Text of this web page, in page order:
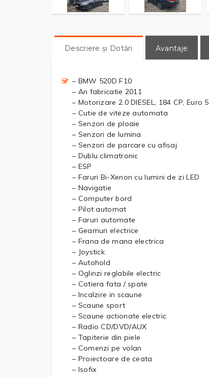
Descriere și Dotări Avantaje
– BMW 520D F10
– An fabricatie 2011
– Motorizare 2.0 DIESEL, 184 CP, Euro 5
– Cutie de viteze automata
– Senzori de ploaie
– Senzori de lumina
– Senzori de parcare cu afisaj
– Dublu climatronic
– ESP
– Faruri Bi-Xenon cu lumini de zi LED
– Navigatie
– Computer bord
– Pilot automat
– Faruri automate
– Geamuri electrice
– Frana de mana electrica
– Joystick
– Autohold
– Oglinzi reglabile electric
– Cotiera fata / spate
– Incalzire in scaune
– Scaune sport
– Scaune actionate electric
– Radio CD/DVD/AUX
– Tapiterie din piele
– Comenzi pe volan
– Proiectoare de ceata
– Isofix